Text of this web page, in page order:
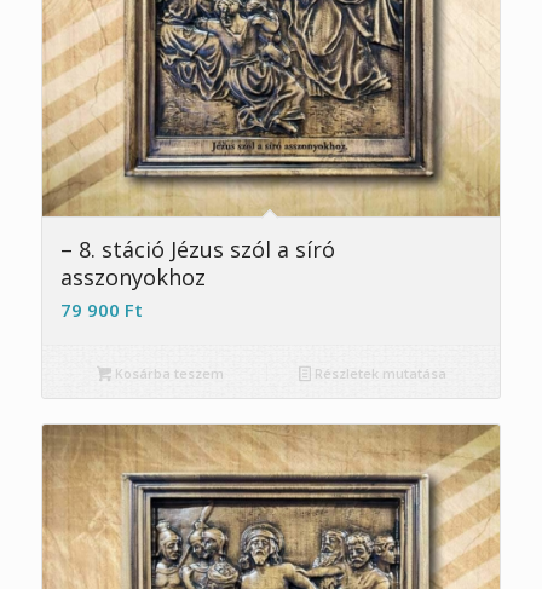
– 8. stáció Jézus szól a síró
asszonyokhoz
79 900 Ft
Kosárba teszem Részletek mutatása